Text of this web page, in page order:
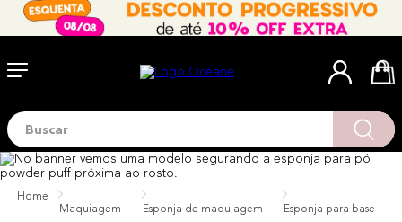
Buscar
Maquiagem Esponja de maquiagem Esponja para base
Termos mais buscados
1º
blush
2º
corretivo